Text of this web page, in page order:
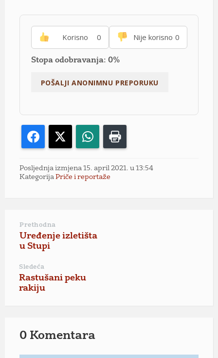
Korisno 0 Nije korisno 0
Stopa odobravanja: 0%
Facebook WhatsApp
Posljednja izmjena 15. april 2021. u 13:54
Kategorija Priče i reportaže
Prethodna
Uređenje izletišta
u Stupi
Sledeća
Rastušani peku
rakiju
0 Komentara